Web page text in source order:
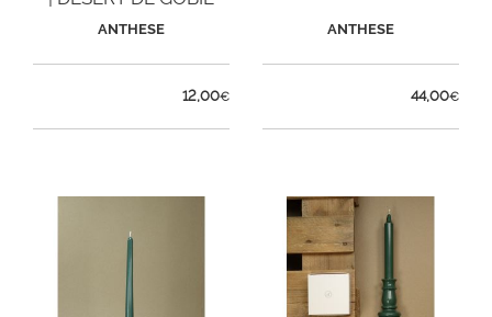
ANTHESE
12,00€
ANTHESE
44,00€